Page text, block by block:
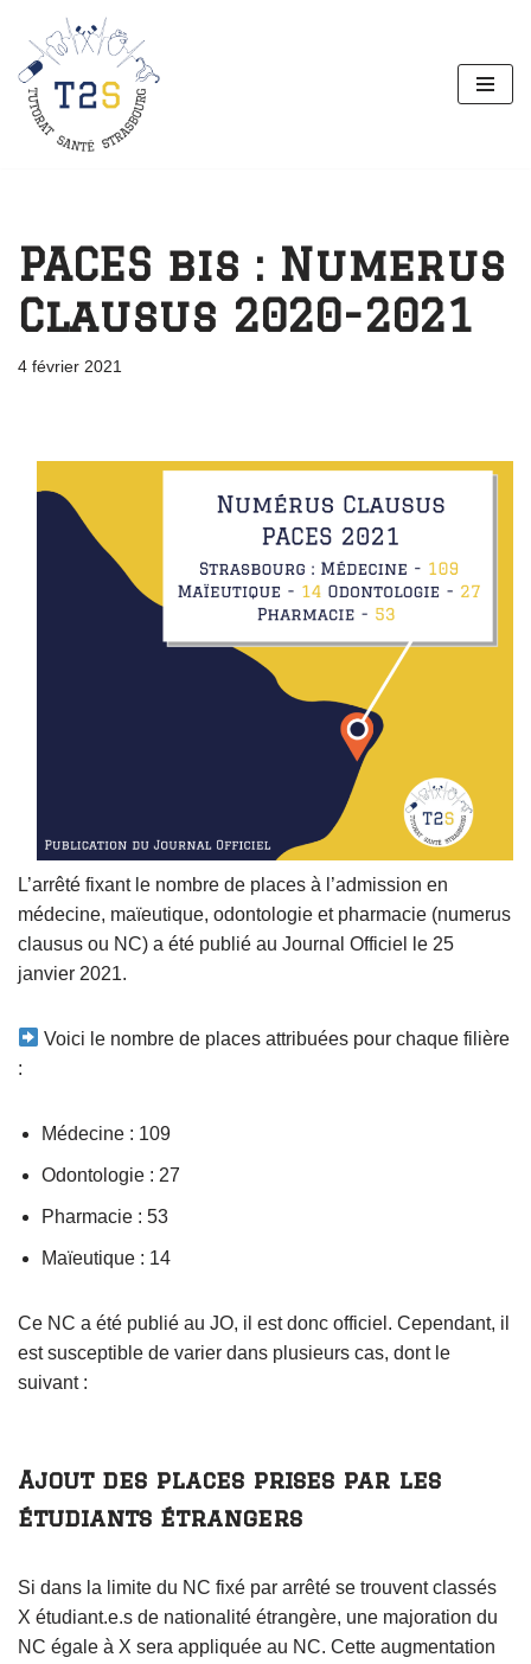
Aller
au
contenu
PACES bis : Numerus
Clausus 2020-2021
4 février 2021
L’arrêté fixant le nombre de places à l’admission en
médecine, maïeutique, odontologie et pharmacie (numerus
clausus ou NC) a été publié au Journal Officiel le 25
janvier 2021.
Voici le nombre de places attribuées pour chaque filière
:
Médecine : 109
Odontologie : 27
Pharmacie : 53
Maïeutique : 14
Ce NC a été publié au JO, il est donc officiel. Cependant, il
est susceptible de varier dans plusieurs cas, dont le
suivant :
Ajout des places prises par les
étudiants étrangers
Si dans la limite du NC fixé par arrêté se trouvent classés
X étudiant.e.s de nationalité étrangère, une majoration du
NC égale à X sera appliquée au NC. Cette augmentation